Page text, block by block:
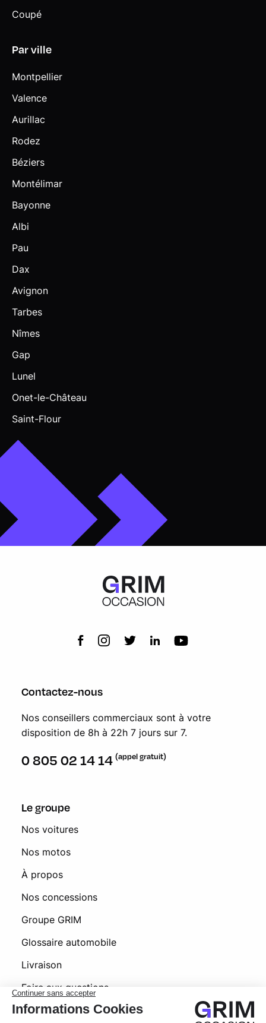
Coupé
Par ville
Montpellier
Valence
Aurillac
Rodez
Béziers
Montélimar
Bayonne
Albi
Pau
Dax
Avignon
Tarbes
Nîmes
Gap
Lunel
Onet-le-Château
Saint-Flour
Contactez-nous
Nos conseillers commerciaux sont à votre
disposition de 8h à 22h 7 jours sur 7.
0 805 02 14 14 (appel gratuit)
Le groupe
Nos voitures
Nos motos
À propos
Nos concessions
Groupe GRIM
Glossaire automobile
Livraison
Foire aux questions